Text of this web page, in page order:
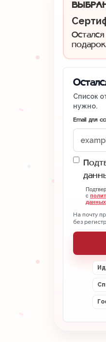
Список
нужно.
Email для
с
данных
На почту
без